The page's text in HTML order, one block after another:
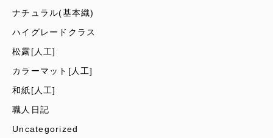
ナチュラル(基本織)
ハイグレードクラス
松露[人工]
カラーマット[人工]
和紙[人工]
職人日記
Uncategorized